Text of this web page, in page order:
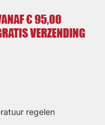
regelen